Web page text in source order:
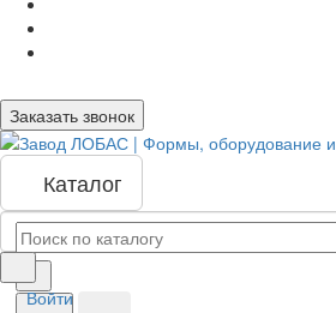
Заказать звонок
Каталог
Войти